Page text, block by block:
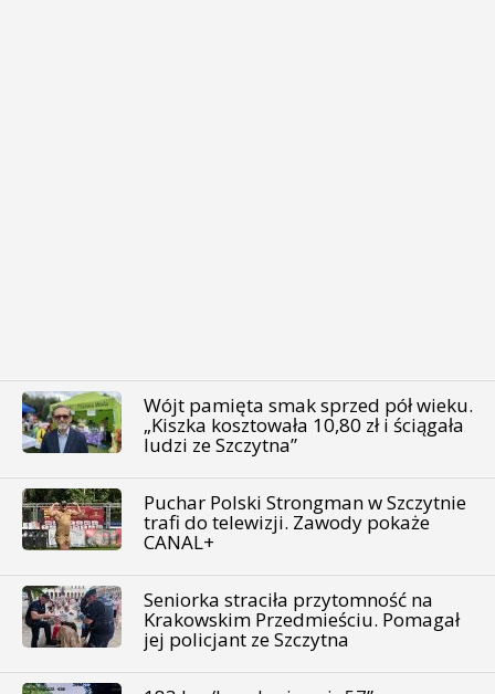
Wójt pamięta smak sprzed pół wieku.
„Kiszka kosztowała 10,80 zł i ściągała
ludzi ze Szczytna”
Puchar Polski Strongman w Szczytnie
trafi do telewizji. Zawody pokaże
CANAL+
Seniorka straciła przytomność na
Krakowskim Przedmieściu. Pomagał
jej policjant ze Szczytna